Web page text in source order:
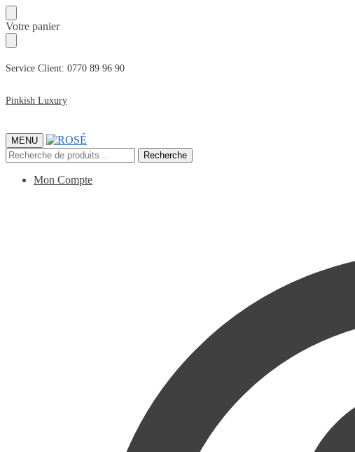
Passer
à
la
navigation
Passer
au
contenu
Votre panier
Service Client: 0770 89 96 90
Pinkish Luxury
MENU
Recherche
pour :
Recherche
Mon Compte